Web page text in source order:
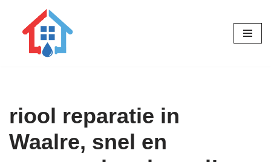
riool reparatie in
Waalre, snel en